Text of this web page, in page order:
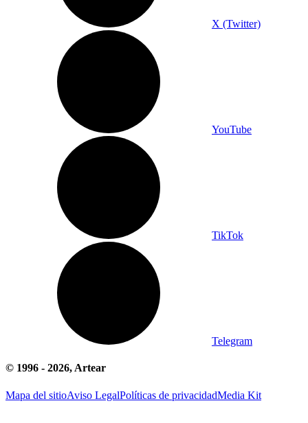
X (Twitter)
YouTube
TikTok
Telegram
© 1996 - 2026, Artear
Mapa del sitioAviso LegalPolíticas de privacidadMedia Kit